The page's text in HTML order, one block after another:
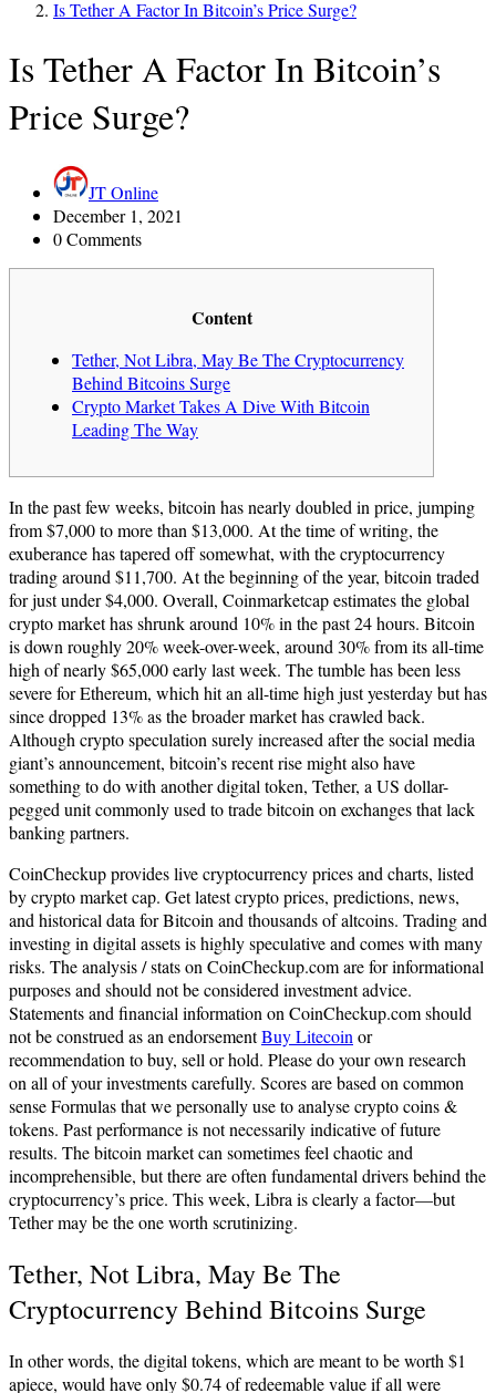
Is Tether A Factor In Bitcoin’s Price Surge?
Is Tether A Factor In Bitcoin’s
Price Surge?
JT Online
December 1, 2021
0 Comments
Content
Tether, Not Libra, May Be The Cryptocurrency
Behind Bitcoins Surge
Crypto Market Takes A Dive With Bitcoin
Leading The Way
In the past few weeks, bitcoin has nearly doubled in price, jumping
from $7,000 to more than $13,000. At the time of writing, the
exuberance has tapered off somewhat, with the cryptocurrency
trading around $11,700. At the beginning of the year, bitcoin traded
for just under $4,000. Overall, Coinmarketcap estimates the global
crypto market has shrunk around 10% in the past 24 hours. Bitcoin
is down roughly 20% week-over-week, around 30% from its all-time
high of nearly $65,000 early last week. The tumble has been less
severe for Ethereum, which hit an all-time high just yesterday but has
since dropped 13% as the broader market has crawled back.
Although crypto speculation surely increased after the social media
giant’s announcement, bitcoin’s recent rise might also have
something to do with another digital token, Tether, a US dollar-
pegged unit commonly used to trade bitcoin on exchanges that lack
banking partners.
CoinCheckup provides live cryptocurrency prices and charts, listed
by crypto market cap. Get latest crypto prices, predictions, news,
and historical data for Bitcoin and thousands of altcoins. Trading and
investing in digital assets is highly speculative and comes with many
risks. The analysis / stats on CoinCheckup.com are for informational
purposes and should not be considered investment advice.
Statements and financial information on CoinCheckup.com should
not be construed as an endorsementBuy Litecoin or
recommendation to buy, sell or hold. Please do your own research
on all of your investments carefully. Scores are based on common
sense Formulas that we personally use to analyse crypto coins &
tokens. Past performance is not necessarily indicative of future
results. The bitcoin market can sometimes feel chaotic and
incomprehensible, but there are often fundamental drivers behind the
cryptocurrency’s price. This week, Libra is clearly a factor—but
Tether may be the one worth scrutinizing.
Tether, Not Libra, May Be The
Cryptocurrency Behind Bitcoins Surge
In other words, the digital tokens, which are meant to be worth $1
apiece, would have only $0.74 of redeemable value if all were